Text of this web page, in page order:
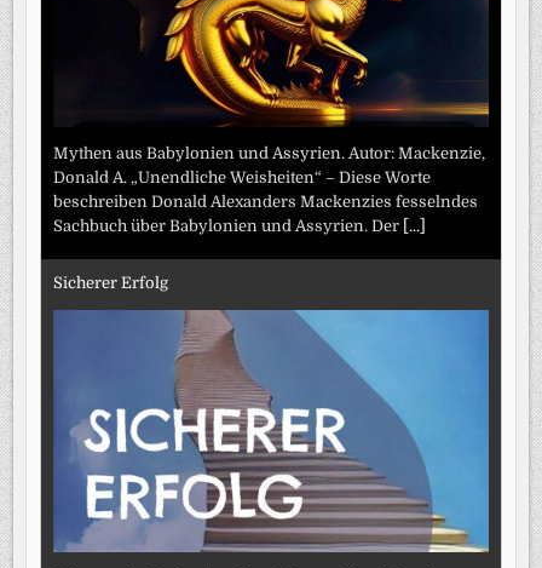
Mythen aus Babylonien und Assyrien. Autor: Mackenzie,
Donald A. „Unendliche Weisheiten“ – Diese Worte
beschreiben Donald Alexanders Mackenzies fesselndes
Sachbuch über Babylonien und Assyrien. Der [...]
Sicherer Erfolg